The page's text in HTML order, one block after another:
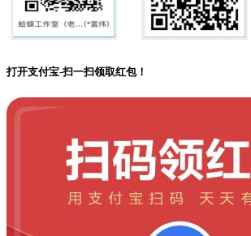
打开支付宝-扫一扫领取红包！